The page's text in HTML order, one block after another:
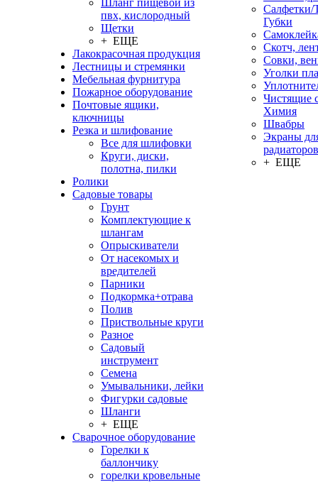
Шланг пищевой из
пвх, кислородный
Щетки
+ ЕЩЕ
Лакокрасочная продукция
Лестницы и стремянки
Мебельная фурнитура
Пожарное оборудование
Почтовые ящики,
ключницы
Резка и шлифование
Все для шлифовки
Круги, диски,
полотна, пилки
Ролики
Садовые товары
Грунт
Комплектующие к
шлангам
Опрыскиватели
От насекомых и
вредителей
Парники
Подкормка+отрава
Полив
Приствольные круги
Разное
Садовый
инструмент
Семена
Умывальники, лейки
Фигурки садовые
Шланги
+ ЕЩЕ
Сварочное оборудование
Горелки к
баллончику
горелки кровельные
Салфетки/
Губки
Скотч,
Совки,
Уголки
Чистящие
Химия
Швабры
Экраны
радиаторов
+ ЕЩЕ